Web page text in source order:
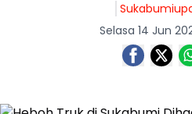
Selasa 14 Jun